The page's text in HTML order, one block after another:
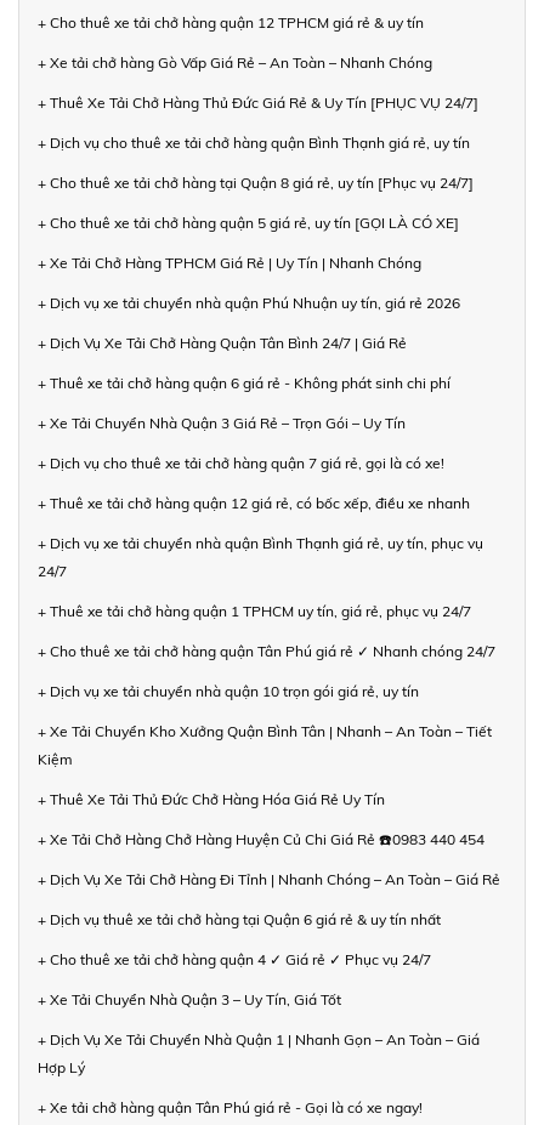
+ Cho thuê xe tải chở hàng quận 12 TPHCM giá rẻ & uy tín
+ Xe tải chở hàng Gò Vấp Giá Rẻ – An Toàn – Nhanh Chóng
+ Thuê Xe Tải Chở Hàng Thủ Đức Giá Rẻ & Uy Tín [PHỤC VỤ 24/7]
+ Dịch vụ cho thuê xe tải chở hàng quận Bình Thạnh giá rẻ, uy tín
+ Cho thuê xe tải chở hàng tại Quận 8 giá rẻ, uy tín [Phục vụ 24/7]
+ Cho thuê xe tải chở hàng quận 5 giá rẻ, uy tín [GỌI LÀ CÓ XE]
+ Xe Tải Chở Hàng TPHCM Giá Rẻ | Uy Tín | Nhanh Chóng
+ Dịch vụ xe tải chuyển nhà quận Phú Nhuận uy tín, giá rẻ 2026
+ Dịch Vụ Xe Tải Chở Hàng Quận Tân Bình 24/7 | Giá Rẻ
+ Thuê xe tải chở hàng quận 6 giá rẻ - Không phát sinh chi phí
+ Xe Tải Chuyển Nhà Quận 3 Giá Rẻ – Trọn Gói – Uy Tín
+ Dịch vụ cho thuê xe tải chở hàng quận 7 giá rẻ, gọi là có xe!
+ Thuê xe tải chở hàng quận 12 giá rẻ, có bốc xếp, điều xe nhanh
+ Dịch vụ xe tải chuyển nhà quận Bình Thạnh giá rẻ, uy tín, phục vụ
24/7
+ Thuê xe tải chở hàng quận 1 TPHCM uy tín, giá rẻ, phục vụ 24/7
+ Cho thuê xe tải chở hàng quận Tân Phú giá rẻ ✓ Nhanh chóng 24/7
+ Dịch vụ xe tải chuyển nhà quận 10 trọn gói giá rẻ, uy tín
+ Xe Tải Chuyển Kho Xưởng Quận Bình Tân | Nhanh – An Toàn – Tiết
Kiệm
+ Thuê Xe Tải Thủ Đức Chở Hàng Hóa Giá Rẻ Uy Tín
+ Xe Tải Chở Hàng Chở Hàng Huyện Củ Chi Giá Rẻ ☎️0983 440 454
+ Dịch Vụ Xe Tải Chở Hàng Đi Tỉnh | Nhanh Chóng – An Toàn – Giá Rẻ
+ Dịch vụ thuê xe tải chở hàng tại Quận 6 giá rẻ & uy tín nhất
+ Cho thuê xe tải chở hàng quận 4 ✓ Giá rẻ ✓ Phục vụ 24/7
+ Xe Tải Chuyển Nhà Quận 3 – Uy Tín, Giá Tốt
+ Dịch Vụ Xe Tải Chuyển Nhà Quận 1 | Nhanh Gọn – An Toàn – Giá
Hợp Lý
+ Xe tải chở hàng quận Tân Phú giá rẻ - Gọi là có xe ngay!